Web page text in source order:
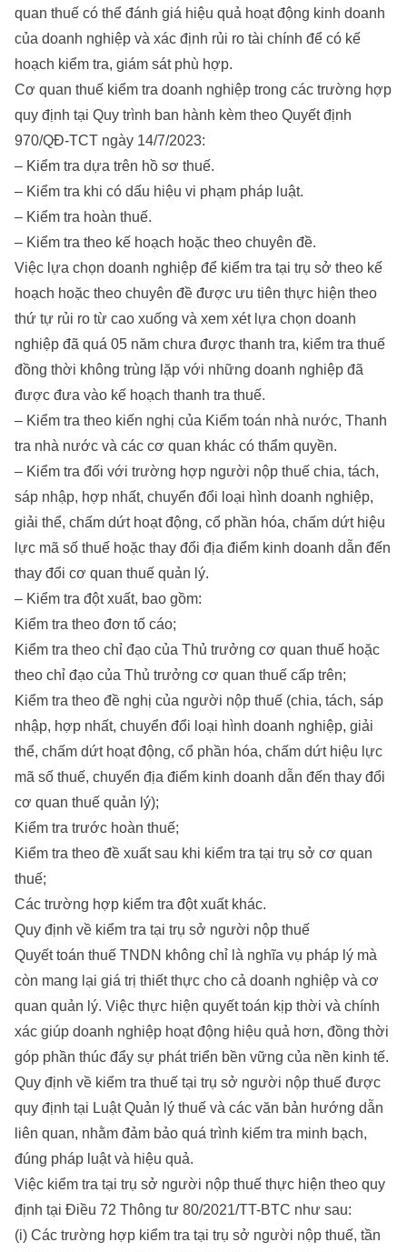
quan thuế có thể đánh giá hiệu quả hoạt động kinh doanh
của doanh nghiệp và xác định rủi ro tài chính để có kế
hoạch kiểm tra, giám sát phù hợp.
Cơ quan thuế kiểm tra doanh nghiệp trong các trường hợp
quy định tại Quy trình ban hành kèm theo Quyết định
970/QĐ-TCT ngày 14/7/2023:
– Kiểm tra dựa trên hồ sơ thuế.
– Kiểm tra khi có dấu hiệu vi phạm pháp luật.
– Kiểm tra hoàn thuế.
– Kiểm tra theo kế hoạch hoặc theo chuyên đề.
Việc lựa chọn doanh nghiệp để kiểm tra tại trụ sở theo kế
hoạch hoặc theo chuyên đề được ưu tiên thực hiện theo
thứ tự rủi ro từ cao xuống và xem xét lựa chọn doanh
nghiệp đã quá 05 năm chưa được thanh tra, kiểm tra thuế
đồng thời không trùng lặp với những doanh nghiệp đã
được đưa vào kế hoạch thanh tra thuế.
– Kiểm tra theo kiến nghị của Kiểm toán nhà nước, Thanh
tra nhà nước và các cơ quan khác có thẩm quyền.
– Kiểm tra đối với trường hợp người nộp thuế chia, tách,
sáp nhập, hợp nhất, chuyển đổi loại hình doanh nghiệp,
giải thể, chấm dứt hoạt động, cổ phần hóa, chấm dứt hiệu
lực mã số thuế hoặc thay đổi địa điểm kinh doanh dẫn đến
thay đổi cơ quan thuế quản lý.
– Kiểm tra đột xuất, bao gồm:
Kiểm tra theo đơn tố cáo;
Kiểm tra theo chỉ đạo của Thủ trưởng cơ quan thuế hoặc
theo chỉ đạo của Thủ trưởng cơ quan thuế cấp trên;
Kiểm tra theo đề nghị của người nộp thuế (chia, tách, sáp
nhập, hợp nhất, chuyển đổi loại hình doanh nghiệp, giải
thể, chấm dứt hoạt động, cổ phần hóa, chấm dứt hiệu lực
mã số thuế, chuyển địa điểm kinh doanh dẫn đến thay đổi
cơ quan thuế quản lý);
Kiểm tra trước hoàn thuế;
Kiểm tra theo đề xuất sau khi kiểm tra tại trụ sở cơ quan
thuế;
Các trường hợp kiểm tra đột xuất khác.
Quy định về kiểm tra tại trụ sở người nộp thuế
Quyết toán thuế TNDN không chỉ là nghĩa vụ pháp lý mà
còn mang lại giá trị thiết thực cho cả doanh nghiệp và cơ
quan quản lý. Việc thực hiện quyết toán kịp thời và chính
xác giúp doanh nghiệp hoạt động hiệu quả hơn, đồng thời
góp phần thúc đẩy sự phát triển bền vững của nền kinh tế.
Quy định về kiểm tra thuế tại trụ sở người nộp thuế được
quy định tại Luật Quản lý thuế và các văn bản hướng dẫn
liên quan, nhằm đảm bảo quá trình kiểm tra minh bạch,
đúng pháp luật và hiệu quả.
Việc kiểm tra tại trụ sở người nộp thuế thực hiện theo quy
định tại Điều 72 Thông tư 80/2021/TT-BTC như sau:
(i) Các trường hợp kiểm tra tại trụ sở người nộp thuế, tần